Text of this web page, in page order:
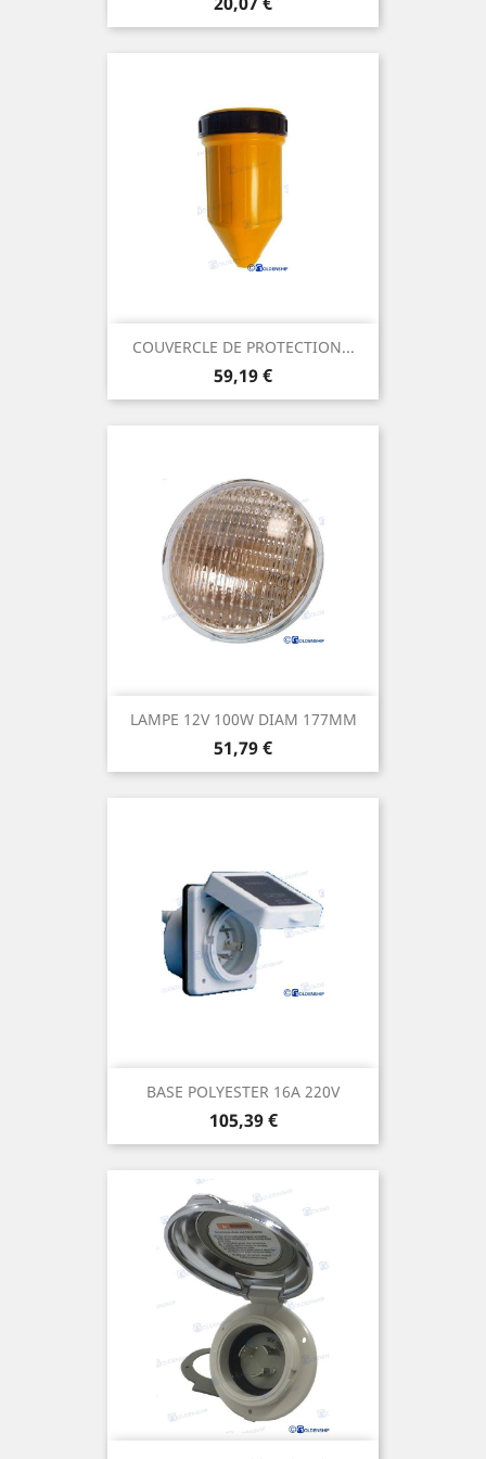
COUVERCLE DE PROTECTION...
Prix
59,19 €
LAMPE 12V 100W DIAM 177MM
Prix
51,79 €
BASE POLYESTER 16A 220V
Prix
105,39 €